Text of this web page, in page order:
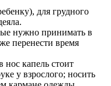
для грудного
нужно принимать в
перенести время
нос капель стоит
у взрослого; носить